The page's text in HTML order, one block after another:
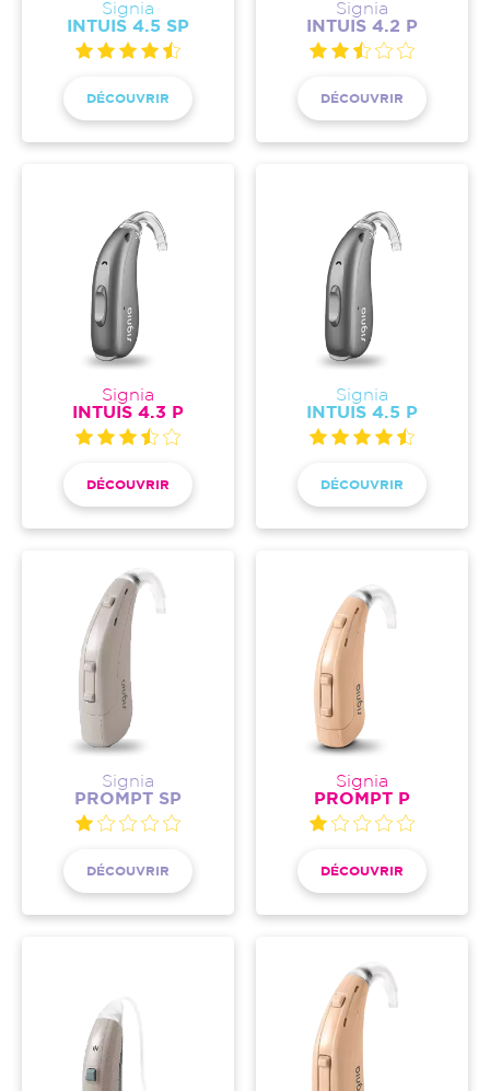
Signia
INTUIS 4.5 SP
DÉCOUVRIR
Signia
INTUIS 4.2 P
DÉCOUVRIR
Signia
INTUIS 4.3 P
DÉCOUVRIR
Signia
INTUIS 4.5 P
DÉCOUVRIR
Signia
PROMPT SP
DÉCOUVRIR
Signia
PROMPT P
DÉCOUVRIR